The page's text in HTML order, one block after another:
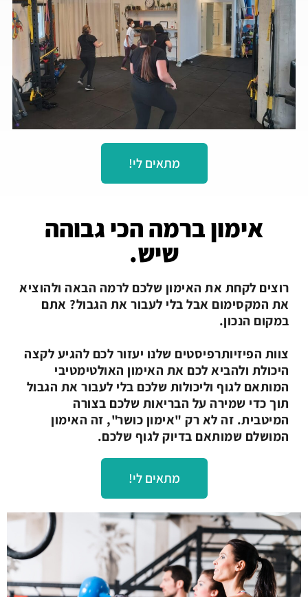
מתאים לי!
אימון ברמה הכי גבוהה
שיש.
רוצים לקחת את האימון שלכם לרמה הבאה ולהוציא
את המקסימום אבל בלי לעבור את הגבול? אתם
במקום הנכון.
צוות הפיזיותרפיסטים שלנו יעזור לכם להגיע לקצה
היכולת ולהביא לכם את האימון האולטימטיבי
המותאם לגוף וליכולות שלכם בלי לעבור את הגבול
תוך כדי שמירה על הבריאות שלכם בצורה
המיטבית. זה לא רק "אימון כושר", זה האימון
המושלם שמותאם בדיוק לגוף שלכם.
מתאים לי!